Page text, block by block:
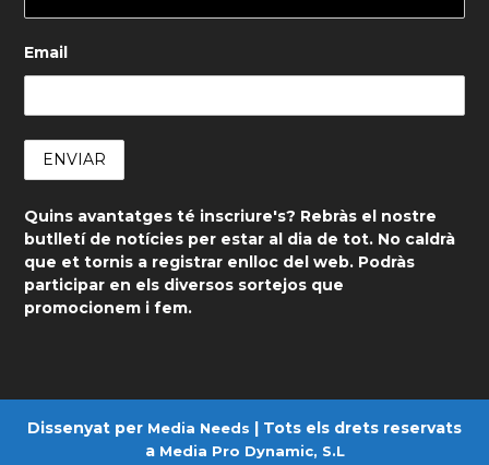
Email
Quins avantatges té inscriure's? Rebràs el nostre
butlletí de notícies per estar al dia de tot. No caldrà
que et tornis a registrar enlloc del web. Podràs
participar en els diversos sortejos que
promocionem i fem.
Dissenyat per Media Needs | Tots els drets reservats
a Media Pro Dynamic, S.L